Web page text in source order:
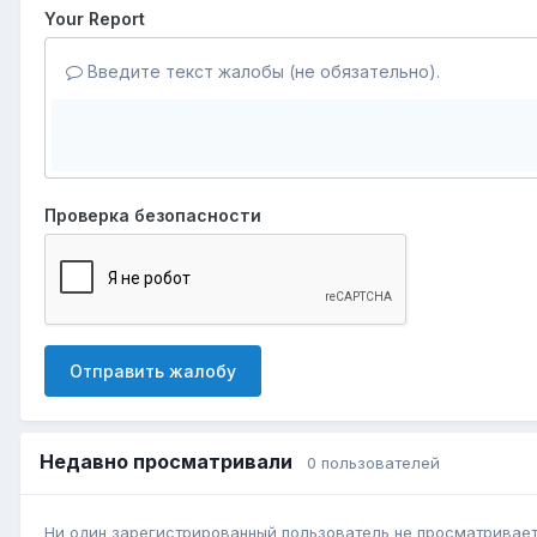
Your Report
Введите текст жалобы (не обязательно).
Проверка безопасности
Отправить жалобу
Недавно просматривали 0 пользователей
Ни один зарегистрированный пользователь не